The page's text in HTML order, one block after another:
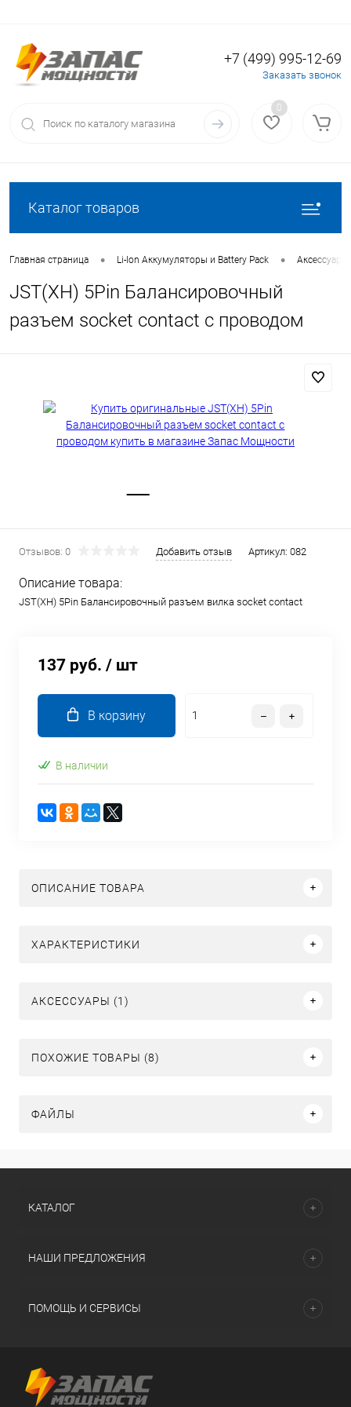
Вход Регистрация
+7 (499) 995-12-69
Заказать звонок
0
Каталог товаров
Главная страница • Li-Ion Аккумуляторы и Battery Pack • Аксессуары
JST(XH) 5Pin Балансировочный
разъем socket contact с проводом
Отзывов: 0 Добавить отзыв Артикул: 082
Описание товара:
JST(XH) 5Pin Балансировочный разъем вилка socket contact
137 руб. / шт
В корзину
В наличии
ОПИСАНИЕ ТОВАРА
ХАРАКТЕРИСТИКИ
АКСЕССУАРЫ (1)
ПОХОЖИЕ ТОВАРЫ (8)
ФАЙЛЫ
КАТАЛОГ
НАШИ ПРЕДЛОЖЕНИЯ
ПОМОЩЬ И СЕРВИСЫ